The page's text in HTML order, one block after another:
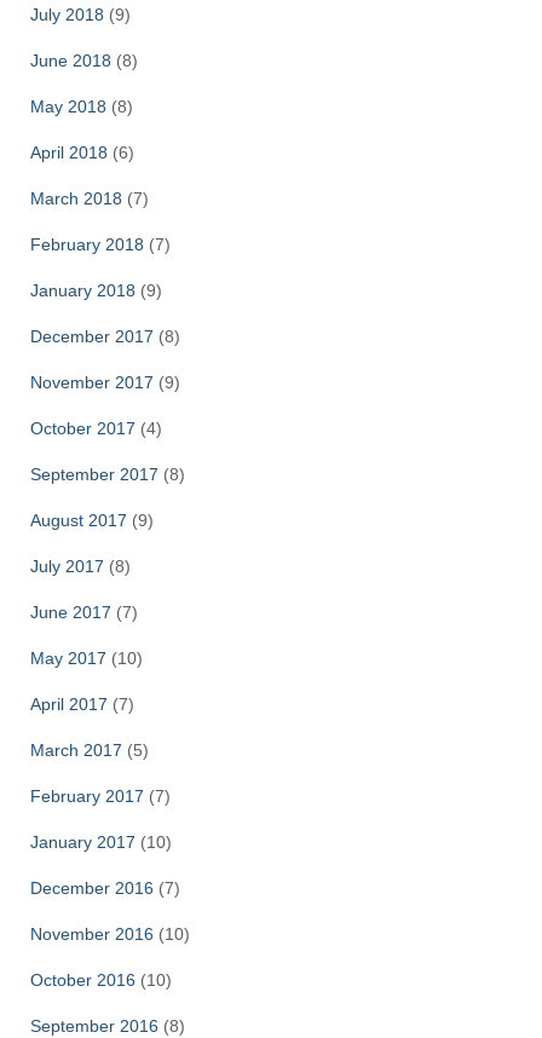
July 2018 (9)
June 2018 (8)
May 2018 (8)
April 2018 (6)
March 2018 (7)
February 2018 (7)
January 2018 (9)
December 2017 (8)
November 2017 (9)
October 2017 (4)
September 2017 (8)
August 2017 (9)
July 2017 (8)
June 2017 (7)
May 2017 (10)
April 2017 (7)
March 2017 (5)
February 2017 (7)
January 2017 (10)
December 2016 (7)
November 2016 (10)
October 2016 (10)
September 2016 (8)